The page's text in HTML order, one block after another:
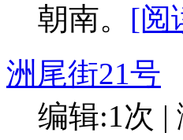
朝南。 [阅
洲尾街21号
编辑:1次 |